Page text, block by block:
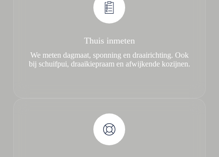
Thuis inmeten
We meten dagmaat, sponning en draairichting. Ook
bij schuifpui, draaikiepraam en afwijkende kozijnen.